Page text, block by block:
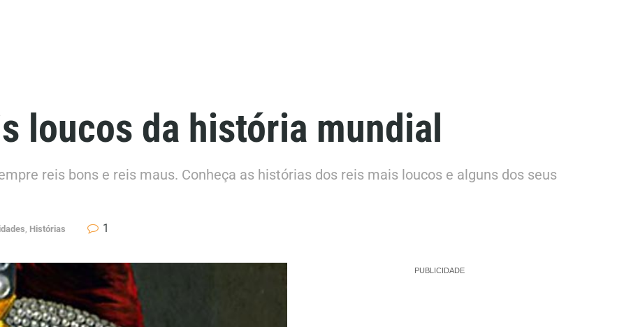
loucos da história mundial
reis bons e reis maus. Conheça as histórias dos reis mais loucos e alguns dos seus
, Histórias 1
PUBLICIDADE